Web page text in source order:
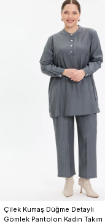
Çilek Kumaş Düğme Detaylı
Gömlek Pantolon Kadın Takım